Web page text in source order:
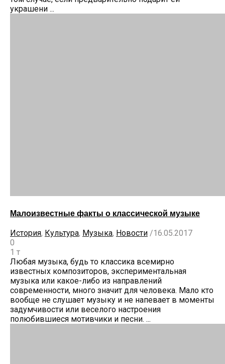
украшени ...
Малоизвестные факты о классической музыке
История, Культура, Музыка, Новости /16.05.2017
0
1 т
Любая музыка, будь то классика всемирно
известных композиторов, экспериментальная
музыка или какое-либо из направлений
современности, много значит для человека. Мало кто
вообще не слушает музыку и не напевает в моменты
задумчивости или веселого настроения
полюбившиеся мотивчики и песни. ...